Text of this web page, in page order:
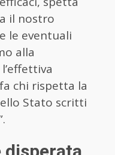
il nostro
le eventuali
alla
chi rispetta la
Stato scritti